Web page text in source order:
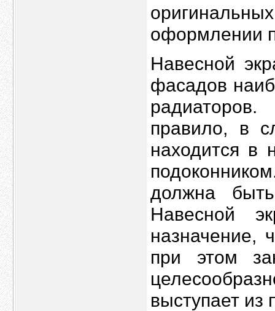
оформлении
Навесной
фасадов
правило, в
находится в
должна
Навесной
назначение,
при этом
выступает из